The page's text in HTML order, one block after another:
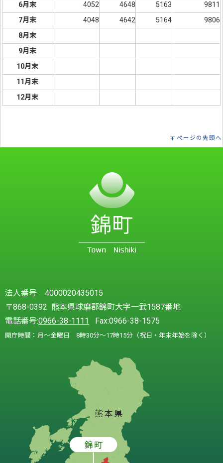
6月末
4052 4648 5163
9811
7月末
4048 4642 5164
9806
8月末
9月末
10月末
11月末
12月末
ページの先頭へ
法人番号 4000020435015
〒868-0392 熊本県球磨郡錦町大字一武1587番地
電話番号:0966-38-1111 Fax:0966-38-1575
開庁時間：月～金曜日 8時30分～17時15分（祝日・年末年始を除く）